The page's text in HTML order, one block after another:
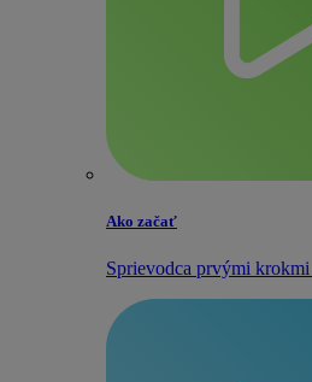
Ako začať
Sprievodca prvými